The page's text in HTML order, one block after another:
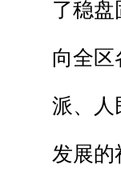
了稳
向全区
派、人
发展的